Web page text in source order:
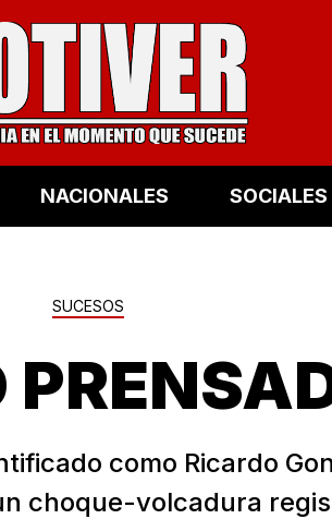
NACIONALES SOCIALES
SUCESOS
como Ricardo
choque-volcadura